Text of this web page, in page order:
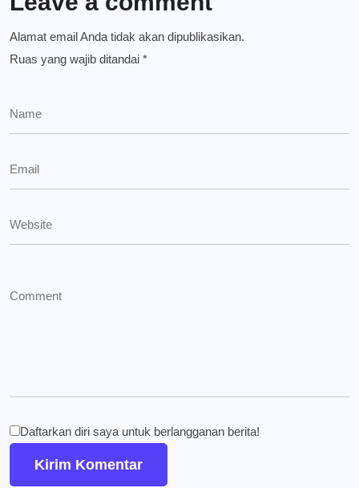
Alamat email Anda tidak akan dipublikasikan.
Ruas yang wajib ditandai *
Daftarkan diri saya untuk berlangganan berita!